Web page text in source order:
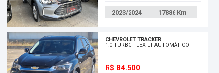
2023/2024 17886 Km
CHEVROLET TRACKER
1.0 TURBO FLEX LT AUTOMÁTICO
R$ 84.500